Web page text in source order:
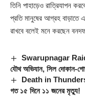
তিনি পাহাড়েও রাত্রিযাপন
প্রতি মানুষের আগ্রহ বাড়াতে
রাখবে বলেই মনে করছেন
Swarupnagar Raid:
যৌথ অভিযান, সিল দোকান-
Death in
গত ১৫ দিনে ১১ জনের মৃত্যু!